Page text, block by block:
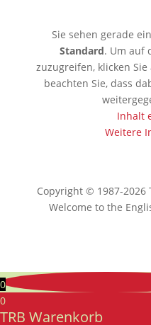
Sie sehen gerade
Standard. Um auf
zuzugreifen, klicken
beachten Sie, dass
Inhalt
Weitere
Copyright © 1987-2026
Welcome to the
0
0
TRB Warenkorb